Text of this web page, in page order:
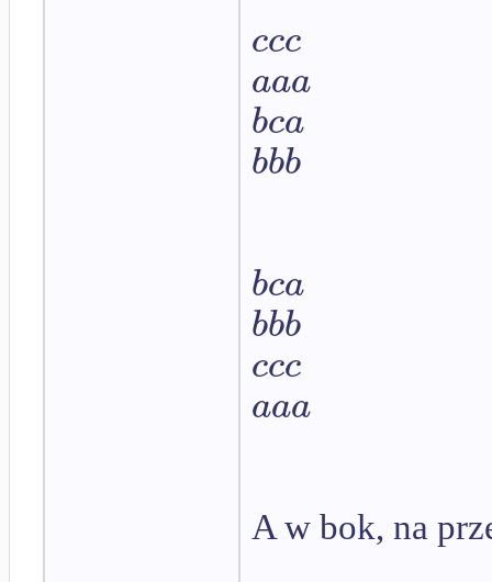
ccc
aaa
bca
bbb
bca
bbb
ccc
aaa
A w bok, na